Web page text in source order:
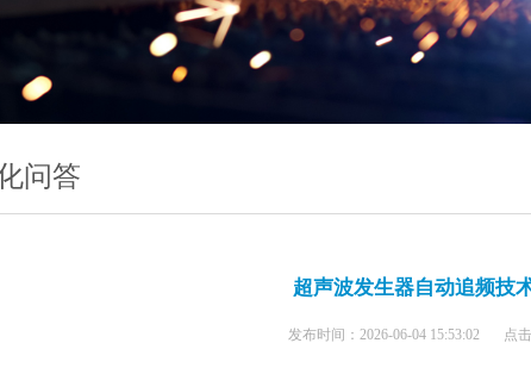
问答
超声波发生器自动追频技
发布时间：2026-06-04 15:53:02 点